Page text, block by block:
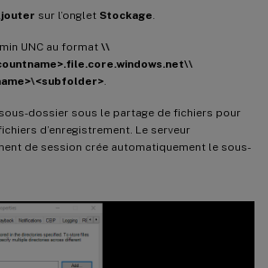
sur l’onglet Stockage
UNC au format \\
dossier sous le partage de fichiers pour
d’enregistrement. Le serveur
de session crée automatiquement le sous-